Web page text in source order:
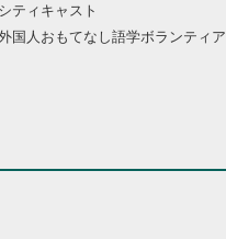
シティキャスト
国人おもてなし語学ボランティア